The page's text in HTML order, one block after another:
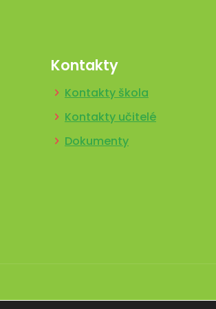
Kontakty
Kontakty škola
Kontakty učitelé
Dokumenty